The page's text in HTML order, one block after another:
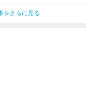
をさらに見る